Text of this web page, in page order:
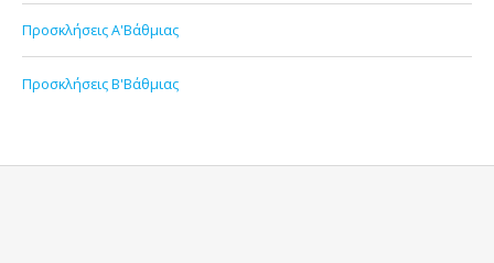
Προσκλήσεις Α'Βάθμιας
Προσκλήσεις Β'Βάθμιας